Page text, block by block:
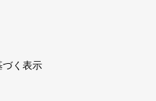
づく表示